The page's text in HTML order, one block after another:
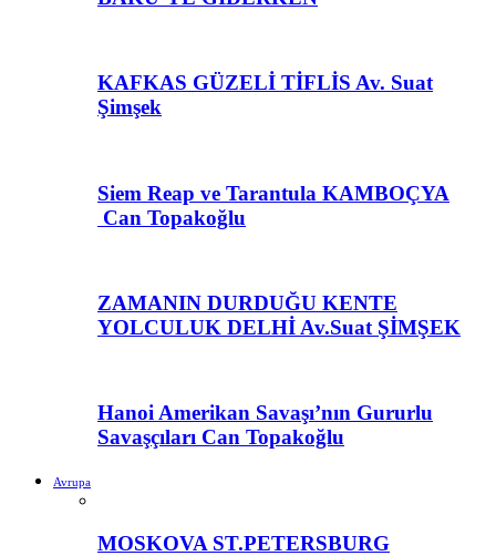
KAFKAS GÜZELİ TİFLİS Av. Suat
Şimşek
Siem Reap ve Tarantula KAMBOÇYA
Can Topakoğlu
ZAMANIN DURDUĞU KENTE
YOLCULUK DELHİ Av.Suat ŞİMŞEK
Hanoi Amerikan Savaşı’nın Gururlu
Savaşçıları Can Topakoğlu
Avrupa
MOSKOVA ST.PETERSBURG